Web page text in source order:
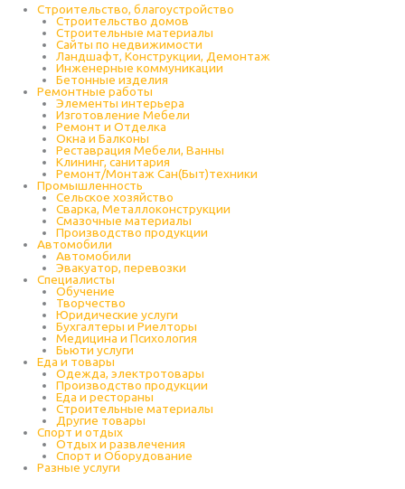
Строительство, благоустройство
Строительство домов
Строительные материалы
Сайты по недвижимости
Ландшафт, Конструкции, Демонтаж
Инженерные коммуникации
Бетонные изделия
Ремонтные работы
Элементы интерьера
Изготовление Мебели
Ремонт и Отделка
Окна и Балконы
Реставрация Мебели, Ванны
Клининг, санитария
Ремонт/Монтаж Сан(Быт)техники
Промышленность
Cельское хозяйство
Сварка, Металлоконструкции
Cмазочные материалы
Производство продукции
Автомобили
Автомобили
Эвакуатор, перевозки
Специалисты
Обучение
Творчество
Юридические услуги
Бухгалтеры и Риелторы
Медицина и Психология
Бьюти услуги
Еда и товары
Одежда, электротовары
Производство продукции
Еда и рестораны
Строительные материалы
Другие товары
Спорт и отдых
Отдых и развлечения
Спорт и Оборудование
Разные услуги